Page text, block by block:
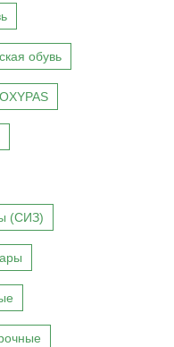
обувь
(СИЗ)